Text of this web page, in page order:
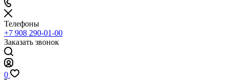
Телефоны
+7 908 290-01-00
Заказать звонок
0